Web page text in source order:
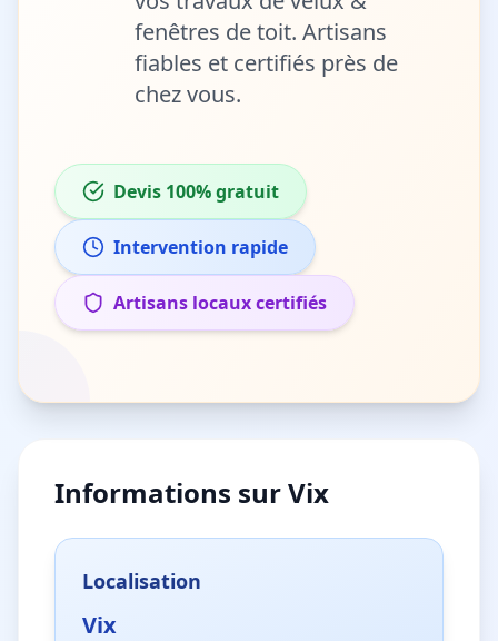
fenêtres de toit. Artisans
fiables et certifiés près de
chez vous.
Devis 100% gratuit
Intervention rapide
Artisans locaux certifiés
Informations surVix
Localisation
Vix